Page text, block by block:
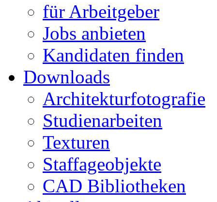
für Arbeitgeber
Jobs anbieten
Kandidaten finden
Downloads
Architekturfotografie
Studienarbeiten
Texturen
Staffageobjekte
CAD Bibliotheken